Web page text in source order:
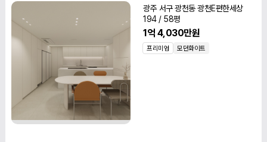
프리미엄 모던화이트
광주 서구 광천동 광천E편한세상
194 / 58평
1억 4,030만원